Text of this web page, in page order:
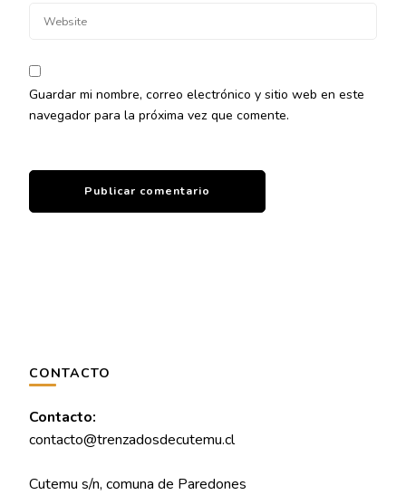
Guardar mi nombre, correo electrónico y sitio web en este
navegador para la próxima vez que comente.
CONTACTO
Contacto:
contacto@trenzadosdecutemu.cl
Cutemu s/n, comuna de Paredones